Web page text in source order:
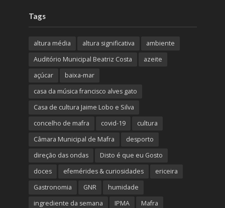
Tags
altura média altura significativa
ambiente
Auditório Municipal Beatriz Costa
azeite
açúcar
baixa-mar
casa da música francisco alves gato
Casa de cultura Jaime Lobo e Silva
concelho de mafra
covid-19
cultura
Câmara Municipal de Mafra
desporto
direção das ondas
Disto é que eu Gosto
doces
efemérides & curiosidades
ericeira
Gastronomia
GNR
humidade
ingrediente da semana
IPMA
Mafra